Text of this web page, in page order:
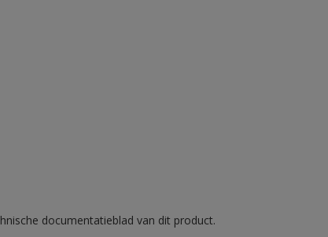
documentatieblad van dit product.